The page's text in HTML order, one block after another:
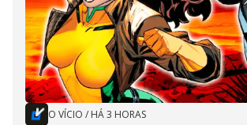
O VÍCIO / HÁ 3 HORAS